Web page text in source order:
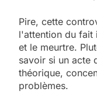
Pire, cette
l'attention du fait
et le meurtre.
savoir si un acte
théorique,
problèmes.